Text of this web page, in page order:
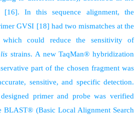
In this sequence alignment, the
GVSI [18] had two mismatches at the
which could reduce the sensitivity of
strains. A new TaqMan® hybridization
part of the chosen fragment was
sensitive, and specific detection.
primer and probe was verified
BLAST® (Basic Local Alignment Search